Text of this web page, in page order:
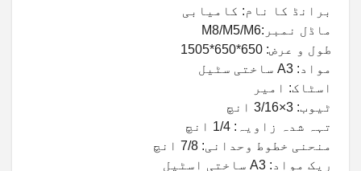
برانڈ کا نام: کامیابی
ماڈل نمبر:M8/M5/M6
طول و عرض: 650*650*1505
مواد: A3 ساختی سٹیل
اسٹاک: امیر
ٹیوب: 3×3/16 انچ
تہہ شدہ زاویہ: 1/4 انچ
منحنی خطوط وحدانی: 7/8 انچ
ریک مواد: A3 ساختی اسٹیل